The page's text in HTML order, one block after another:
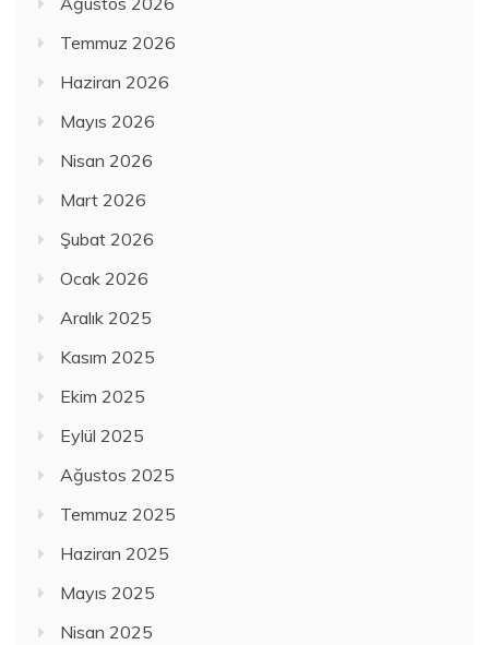
Temmuz 2026
Haziran 2026
Mayıs 2026
Nisan 2026
Mart 2026
Şubat 2026
Ocak 2026
Aralık 2025
Kasım 2025
Ekim 2025
Eylül 2025
Ağustos 2025
Temmuz 2025
Haziran 2025
Mayıs 2025
Nisan 2025